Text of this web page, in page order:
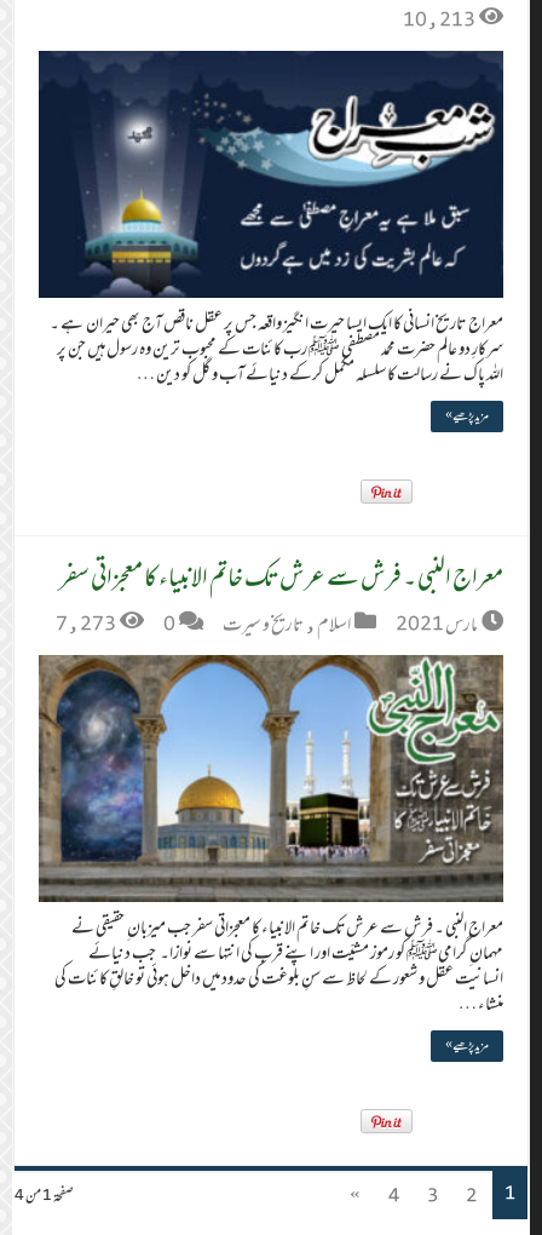
10,213
معراج تاریخ انسانی کا ایک ایسا حیرت انگیز واقعہ جس پر عقل ناقص آج بھی حیران ہے ۔
سرکارِ دو عالم حضرت محمد مصطفی ﷺ رب کائنات کے محبوب ترین وہ رسول ہیں جن پر
اللہ پاک نے رسالت کا سلسلہ مکمل کرکے دنیائے آب و گل کو دین …
مزید پڑھیے »
معراج النبی ۔ فرش سے عرش تک خاتم الانبیاء کا معجزاتی سفر
مارس 2021 اسلام,تاریخ و سیرت 0
7,273
معراج النبی ۔ فرش سے عرش تک خاتم الانبیاء کا معجزاتی سفر جب میزبانِ حقیقی نے
مہمانِ گرامیﷺ کو رموز مشیّت اور اپنے قرب کی انتہا سے نوازا۔ جب دنیائے
انسانیت عقل و شعور کے لحاظ سے سنِ بلوغت کی حدود میں داخل ہوئی تو خالقِ کائنات کی
منشاء …
مزید پڑھیے »
صفحة 1 من 4 1
2
3
4
»